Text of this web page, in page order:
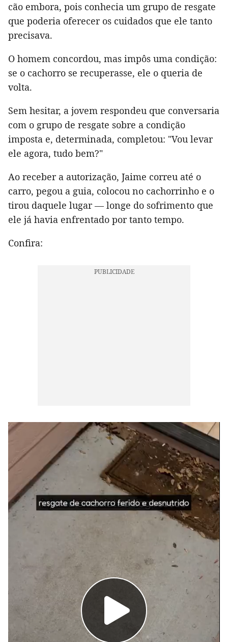
cão embora, pois conhecia um grupo de resgate
que poderia oferecer os cuidados que ele tanto
precisava.
O homem concordou, mas impôs uma condição:
se o cachorro se recuperasse, ele o queria de
volta.
Sem hesitar, a jovem respondeu que conversaria
com o grupo de resgate sobre a condição
imposta e, determinada, completou: "Vou levar
ele agora, tudo bem?"
Ao receber a autorização, Jaime correu até o
carro, pegou a guia, colocou no cachorrinho e o
tirou daquele lugar — longe do sofrimento que
ele já havia enfrentado por tanto tempo.
Confira: